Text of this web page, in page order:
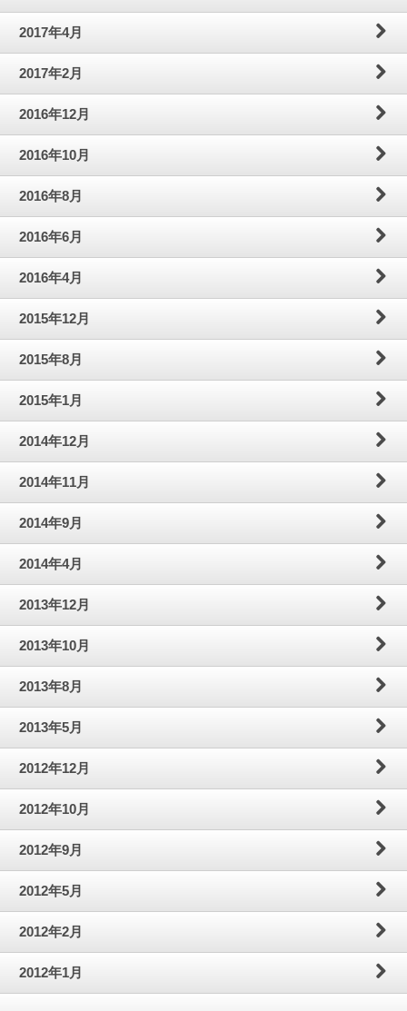
2017年4月
2017年2月
2016年12月
2016年10月
2016年8月
2016年6月
2016年4月
2015年12月
2015年8月
2015年1月
2014年12月
2014年11月
2014年9月
2014年4月
2013年12月
2013年10月
2013年8月
2013年5月
2012年12月
2012年10月
2012年9月
2012年5月
2012年2月
2012年1月